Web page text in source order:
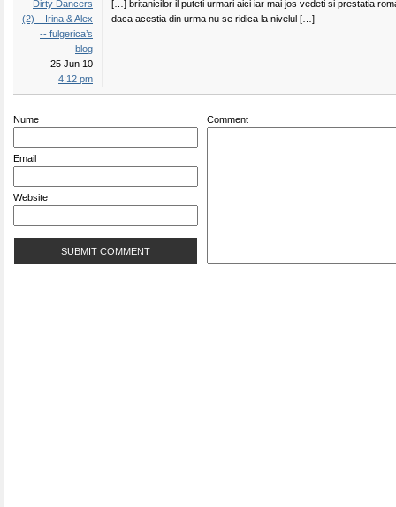
Dirty Dancers
(2) – Irina & Alex
-- fulgerica’s
blog
25 Jun 10
4:12 pm
[…] britanicilor il puteti urmari aici iar mai jos vedeti si prestatia
daca acestia din urma nu se ridica la nivelul […]
Nume
Email
Website
Comment